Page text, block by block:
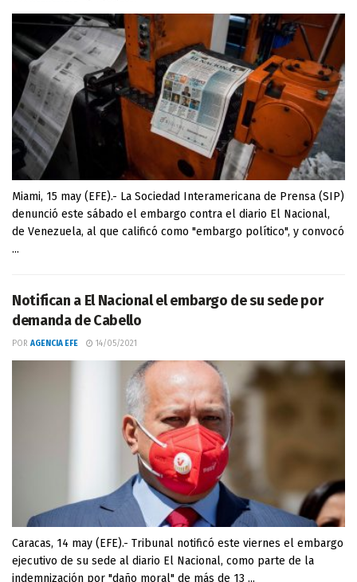
Miami, 15 may (EFE).- La Sociedad Interamericana de Prensa (SIP)
denunció este sábado el embargo contra el diario El Nacional,
de Venezuela, al que calificó como "embargo político", y convocó
...
Notifican a El Nacional el embargo de su sede por
demanda de Cabello
POR AGENCIA EFE 14/05/2021
Caracas, 14 may (EFE).- Tribunal notificó este viernes el embargo
ejecutivo de su sede al diario El Nacional, como parte de la
indemnización por "daño moral" de más de 13 ...